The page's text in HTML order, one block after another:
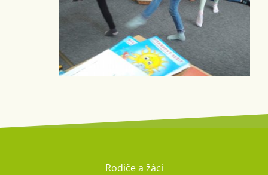
Rodiče a žáci